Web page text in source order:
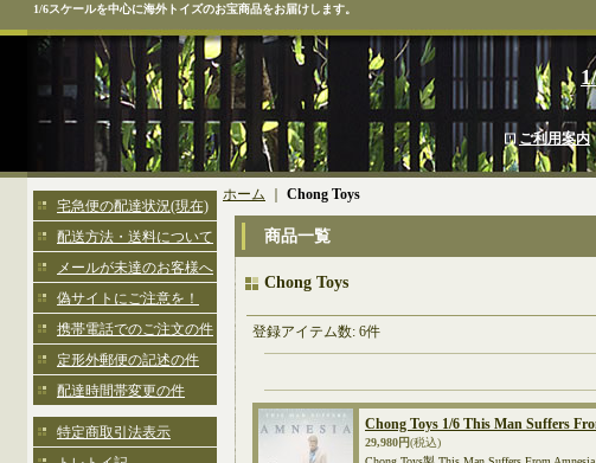
1/6スケールを中心に海外トイズのお宝商品をお届けします。
ご利用案内
宅急便の配達状況(現在)
配送方法・送料について
メールが未達のお客様へ
偽サイトにご注意を！
携帯電話でのご注文の件
定形外郵便の記述の件
配達時間帯変更の件
特定商取引法表示
ホーム Chong Toys
商品一覧
Chong Toys
登録アイテム数: 6件
Chong Toys 1/6 This Man Suffers
29,980円(税込)